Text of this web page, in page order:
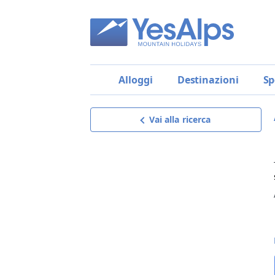
Alloggi Destinazioni
Vai alla ricerca